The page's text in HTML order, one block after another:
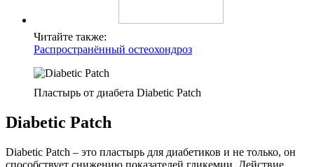
Читайте также:
Распространённый остеохондроз
Пластырь от диабета Diabetic Patch
Diabetic Patch
Diabetic Patch – это пластырь для диабетиков и не только, он
способствует снижению показателей гликемии. Действие